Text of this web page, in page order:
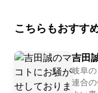
こちらもおすす
吉田
岐阜
連合